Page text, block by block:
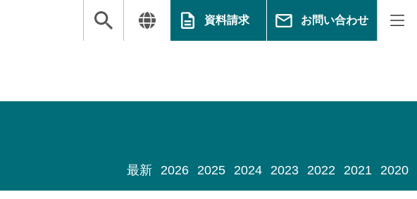
資料請求 お問い合わせ
最新 2026 2025 2024 2023 2022 2021 2020